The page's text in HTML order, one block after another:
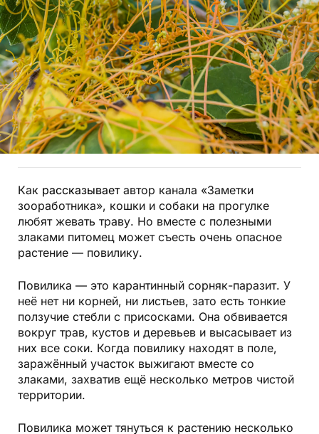
Как рассказываетавтор канала «Заметки
зооработника», кошки и собаки на прогулке
любят жевать траву. Но вместе с полезными
злаками питомец может съесть очень опасное
растение — повилику.
Повилика — это карантинный сорняк-паразит. У
неё нет ни корней, ни листьев, зато есть тонкие
ползучие стебли с присосками. Она обвивается
вокруг трав, кустов и деревьев и высасывает из
них все соки. Когда повилику находят в поле,
заражённый участок выжигают вместе со
злаками, захватив ещё несколько метров чистой
территории.
Повилика может тянуться к растению несколько